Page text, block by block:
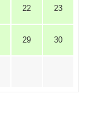
22 23
29 30